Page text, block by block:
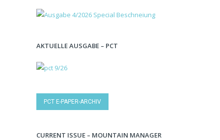
AKTUELLE AUSGABE – PCT
PCT E-PAPER-ARCHIV
CURRENT ISSUE – MOUNTAIN MANAGER